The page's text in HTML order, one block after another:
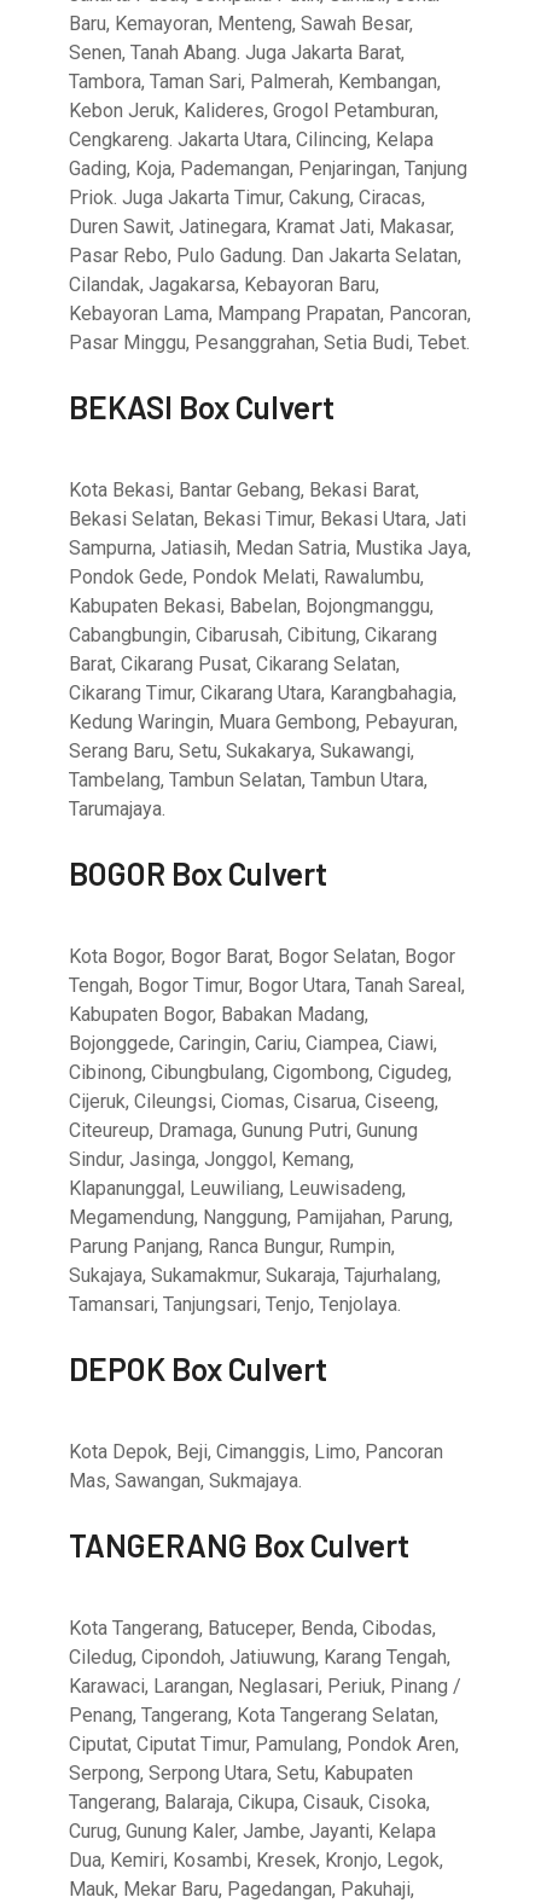
Baru, Kemayoran, Menteng, Sawah Besar,
Senen, Tanah Abang. Juga Jakarta Barat,
Tambora, Taman Sari, Palmerah, Kembangan,
Kebon Jeruk, Kalideres, Grogol Petamburan,
Cengkareng. Jakarta Utara, Cilincing, Kelapa
Gading, Koja, Pademangan, Penjaringan, Tanjung
Priok. Juga Jakarta Timur, Cakung, Ciracas,
Duren Sawit, Jatinegara, Kramat Jati, Makasar,
Pasar Rebo, Pulo Gadung. Dan Jakarta Selatan,
Cilandak, Jagakarsa, Kebayoran Baru,
Kebayoran Lama, Mampang Prapatan, Pancoran,
Pasar Minggu, Pesanggrahan, Setia Budi, Tebet.
BEKASI Box Culvert
Kota Bekasi, Bantar Gebang, Bekasi Barat,
Bekasi Selatan, Bekasi Timur, Bekasi Utara, Jati
Sampurna, Jatiasih, Medan Satria, Mustika Jaya,
Pondok Gede, Pondok Melati, Rawalumbu,
Kabupaten Bekasi, Babelan, Bojongmanggu,
Cabangbungin, Cibarusah, Cibitung, Cikarang
Barat, Cikarang Pusat, Cikarang Selatan,
Cikarang Timur, Cikarang Utara, Karangbahagia,
Kedung Waringin, Muara Gembong, Pebayuran,
Serang Baru, Setu, Sukakarya, Sukawangi,
Tambelang, Tambun Selatan, Tambun Utara,
Tarumajaya.
BOGOR Box Culvert
Kota Bogor, Bogor Barat, Bogor Selatan, Bogor
Tengah, Bogor Timur, Bogor Utara, Tanah Sareal,
Kabupaten Bogor, Babakan Madang,
Bojonggede, Caringin, Cariu, Ciampea, Ciawi,
Cibinong, Cibungbulang, Cigombong, Cigudeg,
Cijeruk, Cileungsi, Ciomas, Cisarua, Ciseeng,
Citeureup, Dramaga, Gunung Putri, Gunung
Sindur, Jasinga, Jonggol, Kemang,
Klapanunggal, Leuwiliang, Leuwisadeng,
Megamendung, Nanggung, Pamijahan, Parung,
Parung Panjang, Ranca Bungur, Rumpin,
Sukajaya, Sukamakmur, Sukaraja, Tajurhalang,
Tamansari, Tanjungsari, Tenjo, Tenjolaya.
DEPOK Box Culvert
Kota Depok, Beji, Cimanggis, Limo, Pancoran
Mas, Sawangan, Sukmajaya.
TANGERANG Box Culvert
Kota Tangerang, Batuceper, Benda, Cibodas,
Ciledug, Cipondoh, Jatiuwung, Karang Tengah,
Karawaci, Larangan, Neglasari, Periuk, Pinang /
Penang, Tangerang, Kota Tangerang Selatan,
Ciputat, Ciputat Timur, Pamulang, Pondok Aren,
Serpong, Serpong Utara, Setu, Kabupaten
Tangerang, Balaraja, Cikupa, Cisauk, Cisoka,
Curug, Gunung Kaler, Jambe, Jayanti, Kelapa
Dua, Kemiri, Kosambi, Kresek, Kronjo, Legok,
Mauk, Mekar Baru, Pagedangan, Pakuhaji,